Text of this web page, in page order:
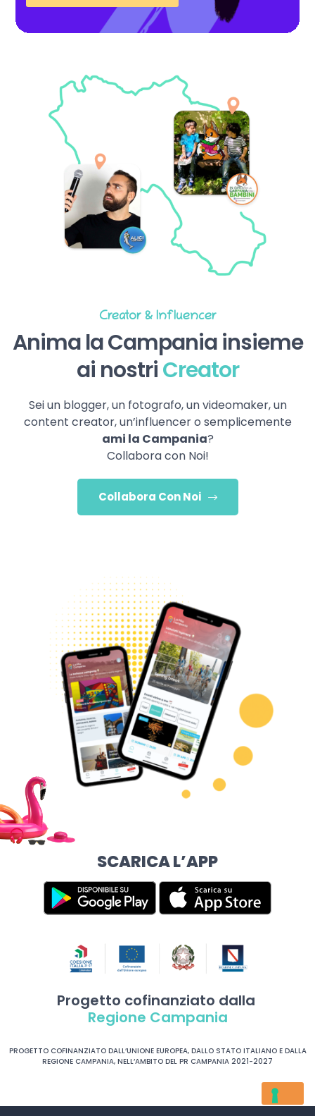
Creator & Influencer
Anima la Campania insieme
ai nostriCreator
Sei un blogger, un fotografo, un videomaker, un
content creator, un’influencer o semplicemente
ami la Campania?
Collabora con Noi!
Collabora Con Noi
SCARICA L’APP
Progetto cofinanziato dalla
Regione Campania
PROGETTO COFINANZIATO DALL’UNIONE EUROPEA, DALLO STATO ITALIANO E DALLA
REGIONE CAMPANIA, NELL’AMBITO DEL PR CAMPANIA 2021-2027